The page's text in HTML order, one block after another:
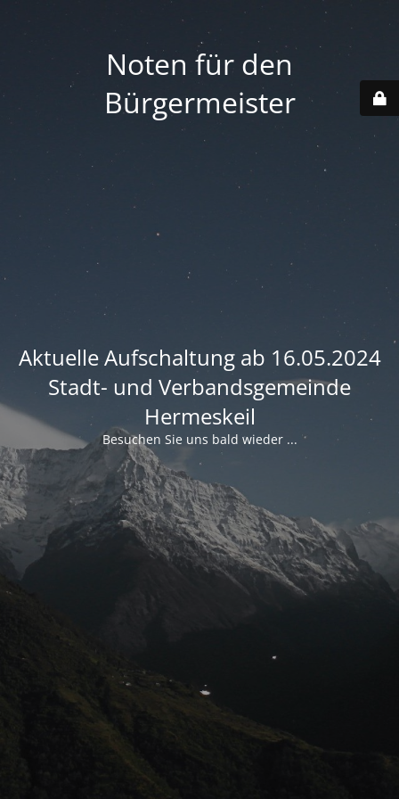
Noten für den
Bürgermeister
Aktuelle Aufschaltung ab 16.05.2024
Stadt- und Verbandsgemeinde
Hermeskeil
Besuchen Sie uns bald wieder ...